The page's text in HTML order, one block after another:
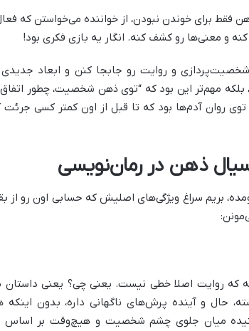
فقط برای خوندن نبودن، از خواننده می‌خواستن که
و معنی‌ها رو کشف کنه. انگار یه بازی فکری بود!
و روایت رو جابجا کنن و ابعاد جدیدی
بلکه مهم‌تر این بود که “توی ذهن شخصیت، چطور
آدم‌ها بود که تا قبل از اون کمتر کسی جرئت
ذهن در رمان‌نویسی
بریم سراغ ویژگی‌های اصلیش که حسابی اون رو از
که روایت اصلا خطی نیست. یعنی چی؟ یعنی
حال و آینده پرش‌های ناگهانی داره، بدون
میان جلوی چشم شخصیت و هیچ‌وقت بر اساس